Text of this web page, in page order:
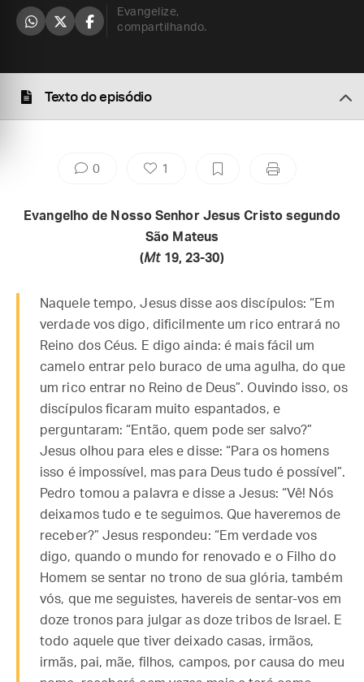
Evangelize,
compartilhando.
Texto do episódio
0 1
Evangelho de Nosso Senhor Jesus Cristo segundo
São Mateus
(Mt19, 23-30)
Naquele tempo, Jesus disse aos discípulos: “Em
verdade vos digo, dificilmente um rico entrará no
Reino dos Céus. E digo ainda: é mais fácil um
camelo entrar pelo buraco de uma agulha, do que
um rico entrar no Reino de Deus”. Ouvindo isso, os
discípulos ficaram muito espantados, e
perguntaram: “Então, quem pode ser salvo?”
Jesus olhou para eles e disse: “Para os homens
isso é impossível, mas para Deus tudo é possível”.
Pedro tomou a palavra e disse a Jesus: “Vê! Nós
deixamos tudo e te seguimos. Que haveremos de
receber?” Jesus respondeu: “Em verdade vos
digo, quando o mundo for renovado e o Filho do
Homem se sentar no trono de sua glória, também
vós, que me seguistes, havereis de sentar-vos em
doze tronos para julgar as doze tribos de Israel. E
todo aquele que tiver deixado casas, irmãos,
irmãs, pai, mãe, filhos, campos, por causa do meu